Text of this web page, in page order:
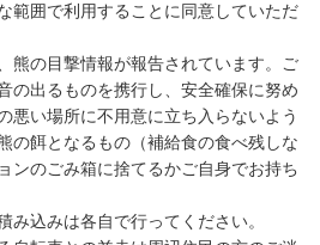
範囲で利用することに同意していただ
熊の目撃情報が報告されています。ご
の出るものを携行し、安全確保に努め
悪い場所に不用意に立ち入らないよう
の餌となるもの（補給食の食べ残しな
ンのごみ箱に捨てるかご自身でお持ち
み込みは各自で行ってください。